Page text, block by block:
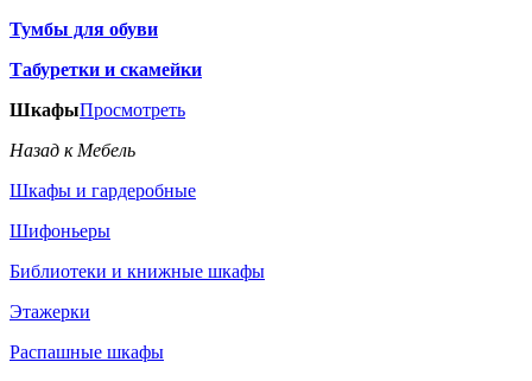
Тумбы для обуви
Табуретки и скамейки
ШкафыПросмотреть
Назад к Мебель
Шкафы и гардеробные
Шифоньеры
Библиотеки и книжные шкафы
Этажерки
Распашные шкафы